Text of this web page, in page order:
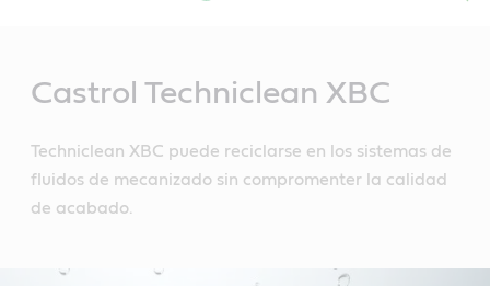
Castrol Techniclean XBC
Techniclean XBC puede reciclarse en los sistemas de
fluidos de mecanizado sin compromenter la calidad
de acabado.